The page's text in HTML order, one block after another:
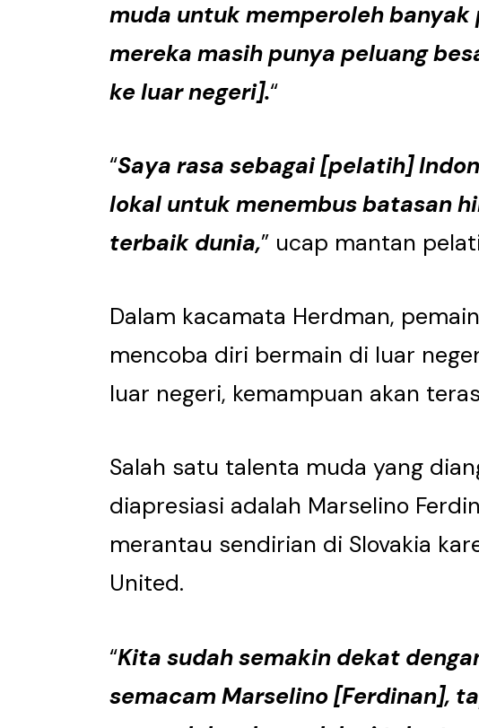
muda untuk memperoleh banyak
mereka masih punya peluang
ke luar negeri].“
“Saya rasa sebagai [pelatih]
lokal untuk menembus batasan
terbaik dunia,” ucap mantan
Dalam kacamata Herdman,
mencoba diri bermain di luar
luar negeri, kemampuan akan
Salah satu talenta muda yang
diapresiasi adalah Marselino
merantau sendirian di Slovakia
United.
“Kita sudah semakin dekat
semacam Marselino [Ferdinan],